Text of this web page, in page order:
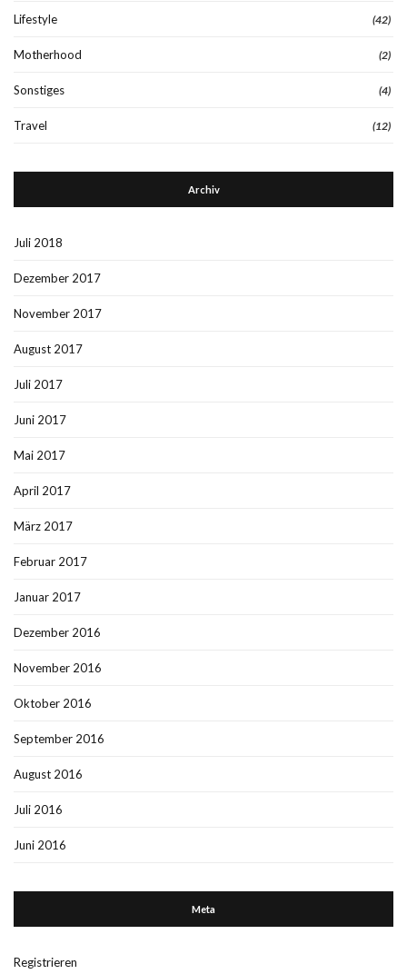
Lifestyle (42)
Motherhood (2)
Sonstiges (4)
Travel (12)
Archiv
Juli 2018
Dezember 2017
November 2017
August 2017
Juli 2017
Juni 2017
Mai 2017
April 2017
März 2017
Februar 2017
Januar 2017
Dezember 2016
November 2016
Oktober 2016
September 2016
August 2016
Juli 2016
Juni 2016
Meta
Registrieren